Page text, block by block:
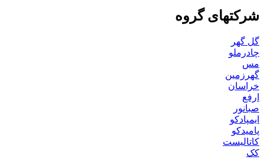
شرکتهای گروه
گل گهر
چادرملو
مس
گهرزمین
خراسان
ارفع
صبانور
ایمپادکو
پامیدکو
کاتالیست
کک